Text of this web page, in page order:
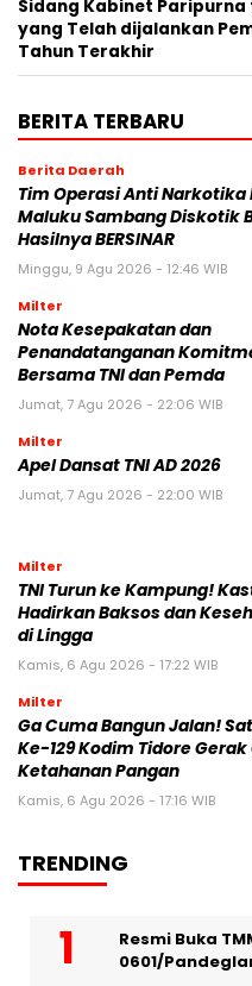
Sidang Kabinet
yang Telah dijalankan
Tahun Terakhir
BERITA TERBARU
Berita Daerah
Tim Operasi Anti Narkotika
Maluku Sambang Diskotik
Hasilnya BERSINAR
Minggu, 9 Agu 2026 - 12:46 WIB
Milter
Nota Kesepakatan dan
Penandatanganan
Bersama TNI dan Pemda
Jumat, 7 Agu 2026 - 22:06 WIB
Milter
Apel Dansat TNI AD 2026
Jumat, 7 Agu 2026 - 22:00 WIB
Milter
TNI Turun ke Kampung!
Hadirkan Baksos dan
di Lingga
Kamis, 6 Agu 2026 - 17:22 WIB
Milter
Ga Cuma Bangun Jalan!
Ke-129 Kodim Tidore
Ketahanan Pangan
Kamis, 6 Agu 2026 - 17:16 WIB
TRENDING
Resmi Buka
0601/